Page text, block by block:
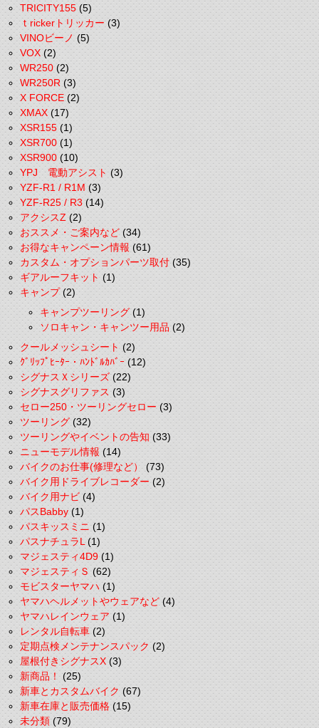
TRICITY155(5)
ｔrickerトリッカー(3)
VINOビーノ(5)
VOX(2)
WR250(2)
WR250R(3)
X FORCE(2)
XMAX(17)
XSR155(1)
XSR700(1)
XSR900(10)
YPJ 電動アシスト(3)
YZF-R1 / R1M(3)
YZF-R25 / R3(14)
アクシスZ(2)
おススメ・ご案内など(34)
お得なキャンペーン情報(61)
カスタム・オプションパーツ取付(35)
ギアルーフキット(1)
キャンプ(2)
キャンプツーリング(1)
ソロキャン・キャンツー用品(2)
クールメッシュシート(2)
ｸﾞﾘｯﾌﾟﾋｰﾀｰ・ﾊﾝﾄﾞﾙｶﾊﾞｰ(12)
シグナスＸシリーズ(22)
シグナスグリファス(3)
セロー250・ツーリングセロー(3)
ツーリング(32)
ツーリングやイベントの告知(33)
ニューモデル情報(14)
バイクのお仕事(修理など）(73)
バイク用ドライブレコーダー(2)
バイク用ナビ(4)
パスBabby(1)
パスキッスミニ(1)
パスナチュラL(1)
マジェスティ4D9(1)
マジェスティＳ(62)
モビスターヤマハ(1)
ヤマハヘルメットやウェアなど(4)
ヤマハレインウェア(1)
レンタル自転車(2)
定期点検メンテナンスパック(2)
屋根付きシグナスX(3)
新商品！(25)
新車とカスタムバイク(67)
新車在庫と販売価格(15)
未分類(79)